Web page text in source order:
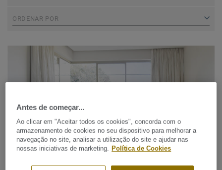
ORDENAR POR
Antes de começar...
Ao clicar em "Aceitar todos os cookies", concorda com o
armazenamento de cookies no seu dispositivo para melhorar a
navegação no site, analisar a utilização do site e ajudar nas
nossas iniciativas de marketing. Política de Cookies